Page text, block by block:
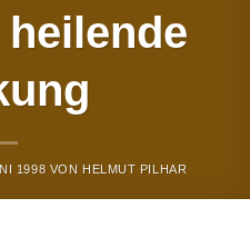
1998 VON HELMUT PILHAR